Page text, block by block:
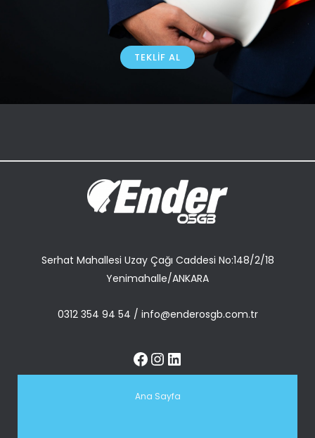
TEKLIF AL
Serhat Mahallesi Uzay Çağı Caddesi No:148/2/18
Yenimahalle/ANKARA
0312 354 94 54 / info@enderosgb.com.tr
Ana Sayfa